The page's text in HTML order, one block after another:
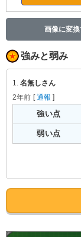
画像に変換
強みと弱み
1. 名無しさん
2年前 [通報 ]
強い点
弱い点